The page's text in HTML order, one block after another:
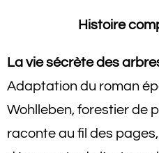
Histoire
La vie sécrète des
Adaptation du roman
Wohlleben, forestier de
raconte au fil des